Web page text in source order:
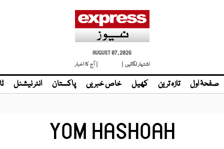
AUGUST 07, 2026
اشتہار لگائیں |
| آج کا اخبار
صفحۂ اول تازہ ترین کھیل خاص خبریں پاکستان انٹر نیشنل
YOM HASHOAH